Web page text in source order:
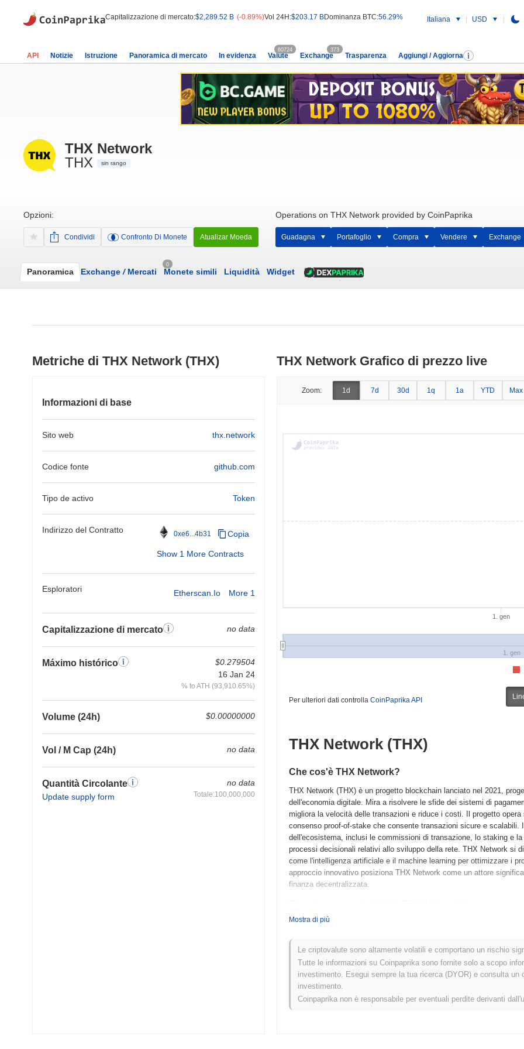
Capitalizzazione di mercato:$2,289.52 B (-0.89%)Vol 24H:$203.17 BDominanza BTC:56.29% Italiana USD
API Notizie Istruzione Panoramica di mercato In evidenza Valute
60724
Exchange
373
Trasparenza Aggiungi / Aggiorna
THX Network
THX
sin rango
Opzioni:
Condividi Confronto Di Monete Atualizar Moeda
Operations on THX Network provided by CoinPaprika
Guadagna Portafoglio Compra Vendere Exchange
Panoramica Exchange /Mercati
0
Monete simili Liquidità Widget
Metriche di THX Network (THX)
Informazioni di base
Sito web thx.network
Codice fonte github.com
Tipo de activo Token
Indirizzo del Contratto 0xe6...4b31 Copia
Show 1 More Contracts
Esploratori Etherscan.io More 1
Capitalizzazione di mercato no data
Máximo histórico
$0.279504
16 Jan 24
% to ATH (93,910.65%)
Volume (24h) $0.00000000
Vol / M Cap (24h) no data
Quantità Circolante
Update supply form
no data
Totale:100,000,000
THX Network Grafico di prezzo live
Zoom: 1d 7d 30d 1q 1a YTD Max
1. gen
1. gen
Per ulteriori dati controlla CoinPaprika API
THX Network (THX)
Che cos'è THX Network?
THX Network (THX) è un progetto blockchain lanciato nel 2021,
dell'economia digitale. Mira a risolvere le sfide dei sistemi di
migliora la velocità delle transazioni e riduce i costi. Il progetto
consenso proof-of-stake che consente transazioni sicure e
dell'ecosistema, inclusi le commissioni di transazione, lo staking e
processi decisionali relativi allo sviluppo della rete. THX Network si
come l'intelligenza artificiale e il machine learning per ottimizzare i
approccio innovativo posiziona THX Network come un attore
finanza decentralizzata.
THX Network è nato nell'ottobre 2018 quando il team fondatore ha
le sue funzionalità. Dopo la fase di test di successo, THX Network
suo ingresso ufficiale nell'ecosistema blockchain. Lo sviluppo
decentralizzata mirata a migliorare l'esperienza utente nelle
avvenuta attraverso un'Offerta Iniziale di Monete (ICO) nel
suo ecosistema e il coinvolgimento della comunità.
Mostra di più
Le criptovalute sono altamente volatili e comportano un rischio
Tutte le informazioni su Coinpaprika sono fornite solo a scopo
investimento. Esegui sempre la tua ricerca (DYOR) e consulta
investimento.
Coinpaprika non è responsabile per eventuali perdite derivanti